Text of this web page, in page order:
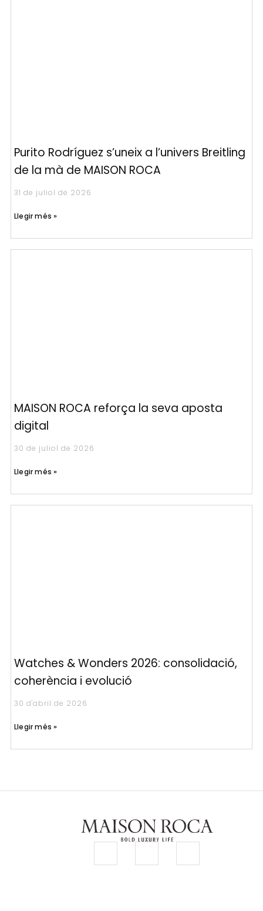
Purito Rodríguez s’uneix a l’univers Breitling
de la mà de MAISON ROCA
31 de juliol de 2026
Llegir més »
MAISON ROCA reforça la seva aposta
digital
30 de juliol de 2026
Llegir més »
Watches & Wonders 2026: consolidació,
coherència i evolució
30 d'abril de 2026
Llegir més »